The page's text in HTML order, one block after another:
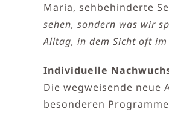
Maria, sehbehinderte
sehen, sondern was wir
Alltag, in dem Sicht oft
Individuelle
Die wegweisende neue
besonderen